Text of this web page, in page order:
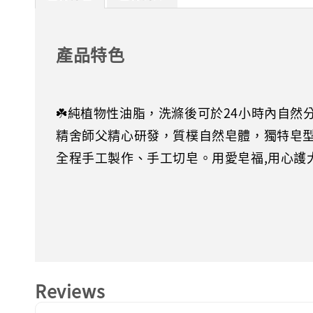
產品特色
☘️純植物性油脂，洗滌後可於24小時內自然
精舍師父精心研發，質樸自然皂體，獨特皂
全程手工製作、手工切皂。用愛皂福,用心護
Reviews